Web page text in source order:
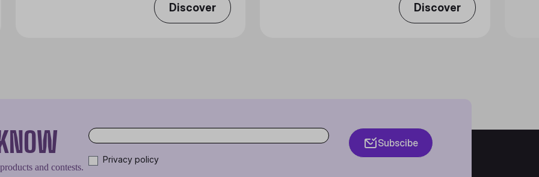
Discover Discover
and contests.
Privacy policy
Subscibe